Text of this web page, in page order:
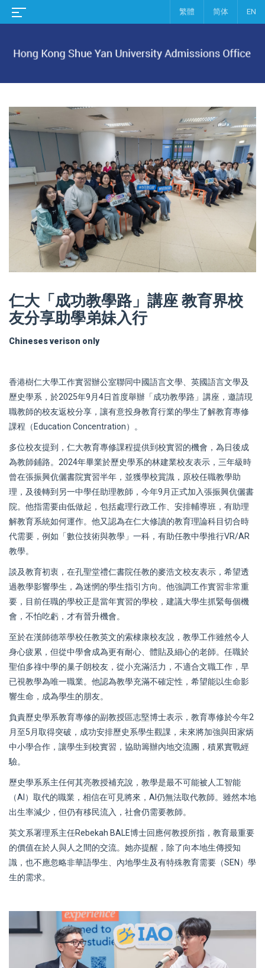
繁體 简体 EN
仁大「成功教學路」講座 教育界校
友分享助學弟妹入行
Chineses verison only
香港樹仁大學工作實習辦公室聯同中國語言文學、英國語言文學及
歷史學系，於2025年9月4日首度舉辦「成功教學路」講座，邀請現
職教師的校友返校分享，讓有意投身教育行業的學生了解教育專修
課程（Education Concentration）。
多位校友提到，仁大教育專修課程提供到校實習的機會，為日後成
為教師鋪路。2024年畢業於歷史學系的林建業校友表示，三年級時
曾在張振興伉儷書院實習半年，並獲學校賞識，原校任職教學助
理，及後轉到另一中學任助理教師，今年9月正式加入張振興伉儷書
院。他指需要由低做起，包括處理行政工作、安排輔導班，有助理
解教育系統如何運作。他又認為在仁大修讀的教育理論科目切合時
代需要，例如「數位技術與教學」一科，有助任教中學推行VR/AR
教學。
談及教育初衷，在孔聖堂禮仁書院任教的麥浩文校友表示，希望透
過教學影響學生，為迷惘的學生指引方向。他強調工作實習非常重
要，目前任職的學校正是當年實習的學校，建議大學生抓緊每個機
會，不怕吃虧，才有晉升機會。
至於在漢師德萃學校任教英文的索棣康校友說，教學工作雖然令人
身心疲累，但從中學會成為更有耐心、體貼及細心的老師。任職於
聖伯多祿中學的巢子朗校友，從小充滿活力，不適合文職工作，早
已視教學為唯一職業。他認為教學充滿不確定性，希望能以生命影
響生命，成為學生的朋友。
負責歷史學系教育專修的副教授區志堅博士表示，教育專修於今年2
月至5月取得突破，成功安排歷史系學生觀課，未來將加強與田家炳
中小學合作，讓學生到校實習，協助籌辦內地交流團，積累實戰經
驗。
歷史學系系主任何其亮教授補充說，教學是最不可能被人工智能
（AI）取代的職業，相信在可見將來，AI仍無法取代教師。雖然本地
出生率減少，但仍有移民流入，社會仍需要教師。
英文系署理系主任Rebekah BALE博士回應何教授所指，教育最重要
的價值在於人與人之間的交流。她亦提醒，除了向本地生傳授知
識，也不應忽略非華語學生、內地學生及有特殊教育需要（SEN）學
生的需求。